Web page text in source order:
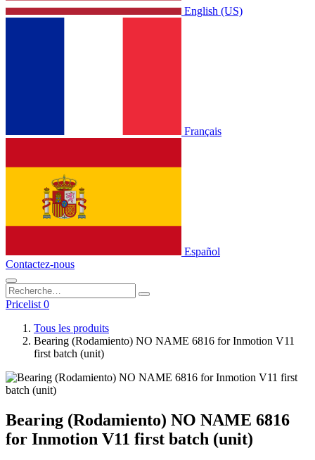
English (US)
Français
Español
Contactez-nous
Pricelist 0
Tous les produits
Bearing (Rodamiento) NO NAME 6816 for Inmotion V11
first batch (unit)
Bearing (Rodamiento) NO NAME 6816
for Inmotion V11 first batch (unit)